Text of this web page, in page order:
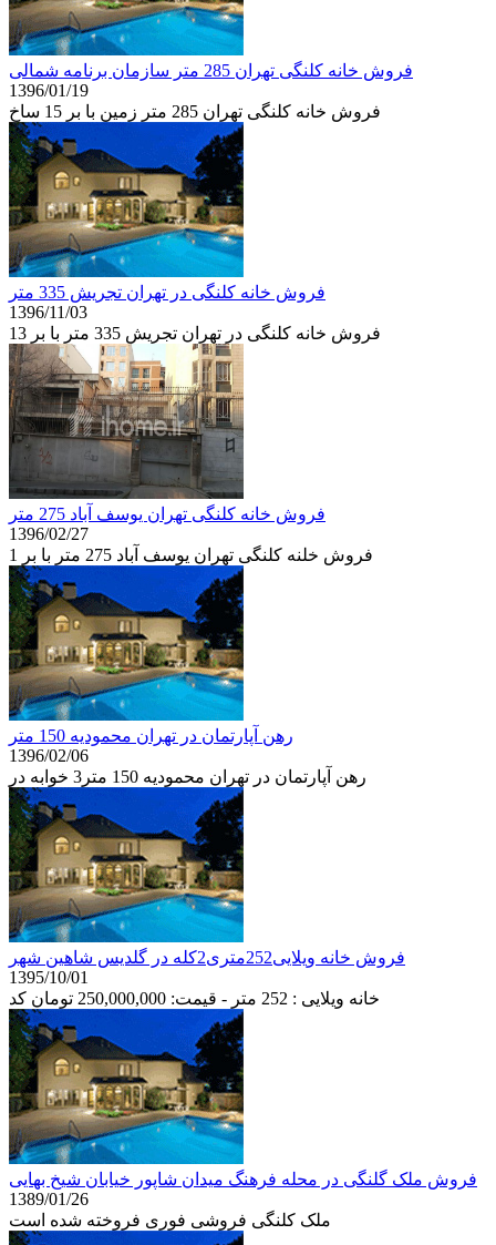
فروش خانه کلنگی تهران 285 متر سازمان برنامه شمالی
1396/01/19
فروش خانه کلنگی تهران 285 متر زمین با بر 15 ساخ
فروش خانه کلنگی در تهران تجریش 335 متر
1396/11/03
فروش خانه کلنگی در تهران تجریش 335 متر با بر 13
فروش خانه کلنگی تهران یوسف آباد 275 متر
1396/02/27
فروش خلنه کلنگی تهران یوسف آباد 275 متر با بر 1
رهن آپارتمان در تهران محمودیه 150 متر
1396/02/06
رهن آپارتمان در تهران محمودیه 150 متر3 خوابه در
فروش خانه ویلایی252متری2کله در گلدیس شاهین شهر
1395/10/01
خانه ویلایی : 252 متر - قیمت: 250,000,000 تومان کد
فروش ملک گلنگی در محله فرهنگ میدان شاپور خیابان شیخ بهایی
1389/01/26
ملک کلنگی فروشی فوری فروخته شده است